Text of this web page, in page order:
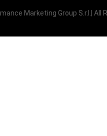
Marketing Group S.r.l.| All